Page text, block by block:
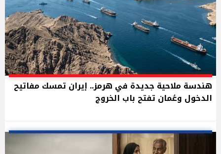
هندسة ملاحية جديدة في هرمز.. إيران تمسك مفاتيح
الدخول وعُمان تفتح باب الخروج